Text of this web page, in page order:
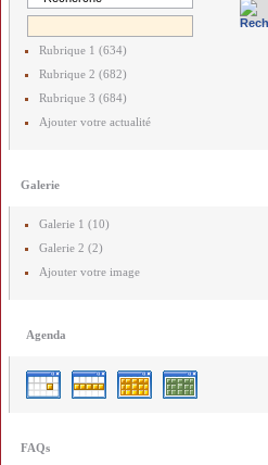
Rubrique 1 (634)
Rubrique 2 (682)
Rubrique 3 (684)
Ajouter votre actualité
Galerie
Galerie 1 (10)
Galerie 2 (2)
Ajouter votre image
Agenda
FAQs